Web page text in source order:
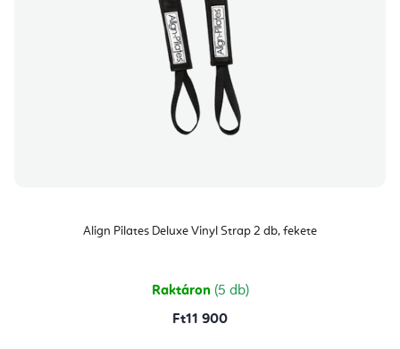
Align Pilates Deluxe Vinyl Strap 2 db, fekete
Raktáron (5 db)
Ft11 900